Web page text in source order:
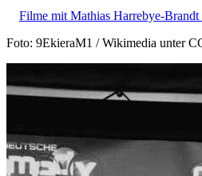
Filme mit Mathias Harrebye-
Foto: 9EkieraM1 / Wikimedia unter